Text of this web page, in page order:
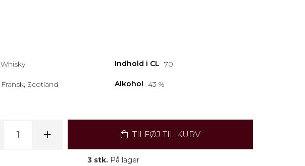
Whisky Indhold i CL 70
Fransk, Scotland Alkohol 43 %
TILFØJ TIL KURV
3 stk. På lager